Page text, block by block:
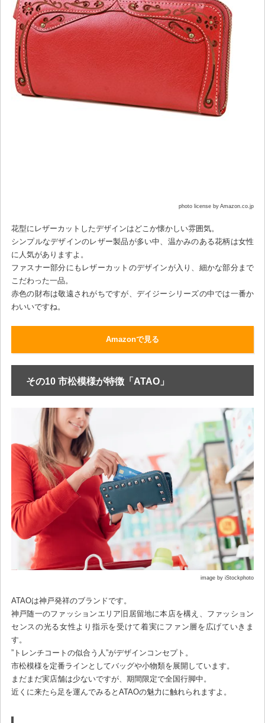
photo license by Amazon.co.jp
花型にレザーカットしたデザインはどこか懐かしい雰囲気。
シンプルなデザインのレザー製品が多い中、温かみのある花柄は女性
に人気がありますよ。
ファスナー部分にもレザーカットのデザインが入り、細かな部分まで
こだわった一品。
赤色の財布は敬遠されがちですが、デイジーシリーズの中では一番か
わいいですね。
Amazonで見る
その10 市松模様が特徴「ATAO」
image by iStockphoto
ATAOは神戸発祥のブランドです。
神戸随一のファッションエリア旧居留地に本店を構え、ファッション
センスの光る女性より指示を受けて着実にファン層を広げていきま
す。
”トレンチコートの似合う人”がデザインコンセプト。
市松模様を定番ラインとしてバッグや小物類を展開しています。
まだまだ実店舗は少ないですが、期間限定で全国行脚中。
近くに来たら足を運んでみるとATAOの魅力に触れられますよ。